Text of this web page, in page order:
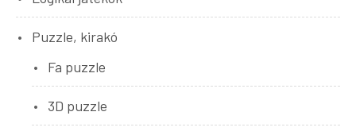
Puzzle, kirakó
Fa puzzle
3D puzzle